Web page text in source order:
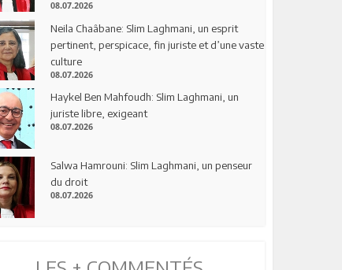
08.07.2026
Neila Chaâbane: Slim Laghmani, un esprit
pertinent, perspicace, fin juriste et d’une vaste
culture
08.07.2026
Haykel Ben Mahfoudh: Slim Laghmani, un
juriste libre, exigeant
08.07.2026
Salwa Hamrouni: Slim Laghmani, un penseur
du droit
08.07.2026